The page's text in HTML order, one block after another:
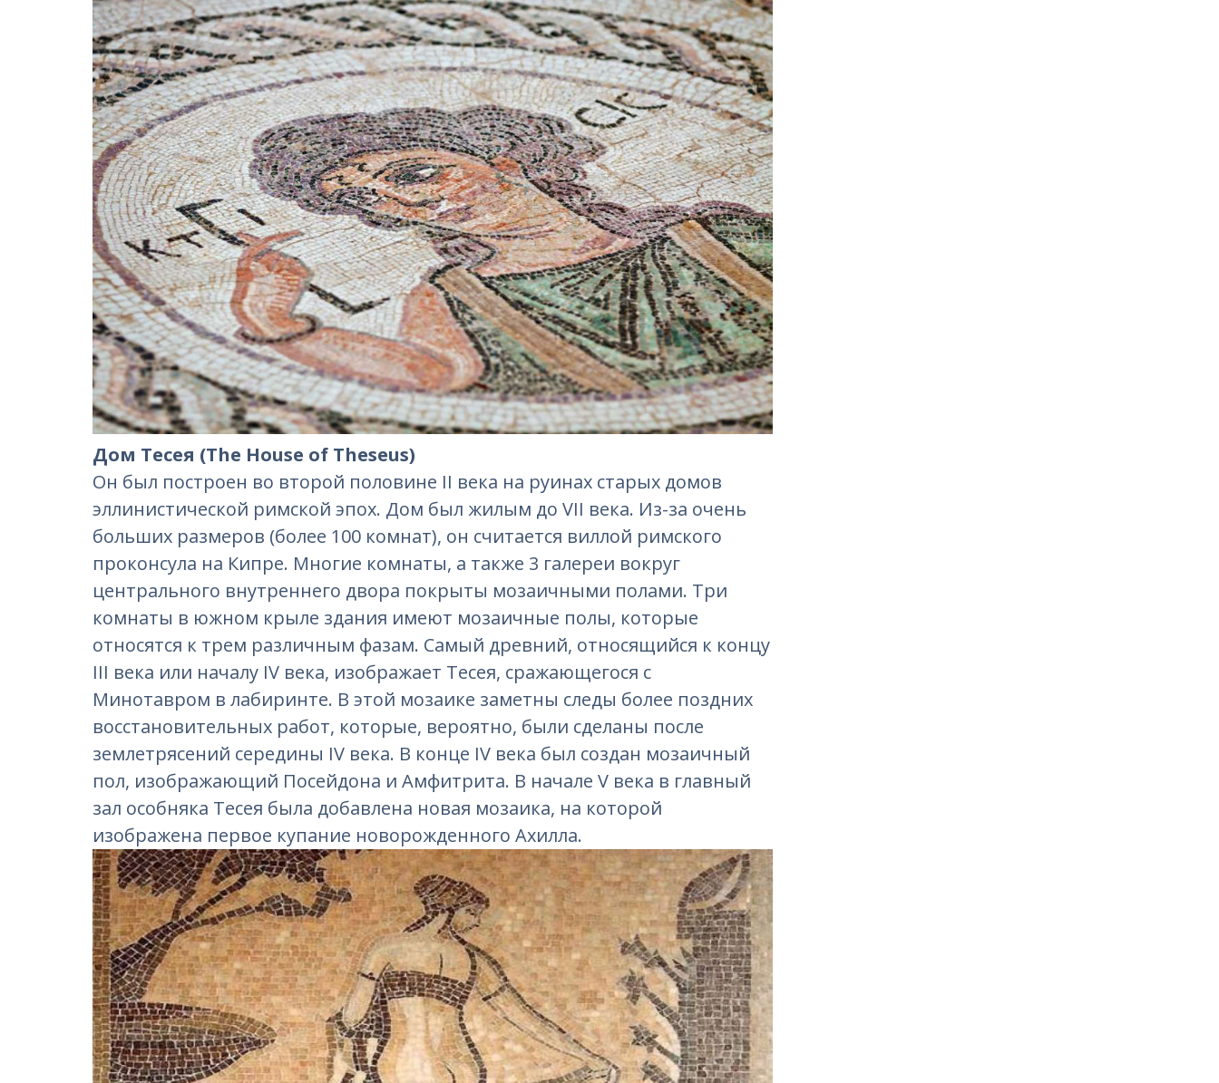
Дом Тесея (The House of Theseus)
Он был построен во второй половине II века на руинах старых домов
эллинистической римской эпох. Дом был жилым до VII века. Из-за очень
больших размеров (более 100 комнат), он считается виллой римского
проконсула на Кипре. Многие комнаты, а также 3 галереи вокруг
центрального внутреннего двора покрыты мозаичными полами. Три
комнаты в южном крыле здания имеют мозаичные полы, которые
относятся к трем различным фазам. Самый древний, относящийся к концу
III века или началу IV века, изображает Тесея, сражающегося с
Минотавром в лабиринте. В этой мозаике заметны следы более поздних
восстановительных работ, которые, вероятно, были сделаны после
землетрясений середины IV века. В конце IV века был создан мозаичный
пол, изображающий Посейдона и Амфитрита. В начале V века в главный
зал особняка Тесея была добавлена ​​новая мозаика, на которой
изображена первое купание новорожденного Ахилла.